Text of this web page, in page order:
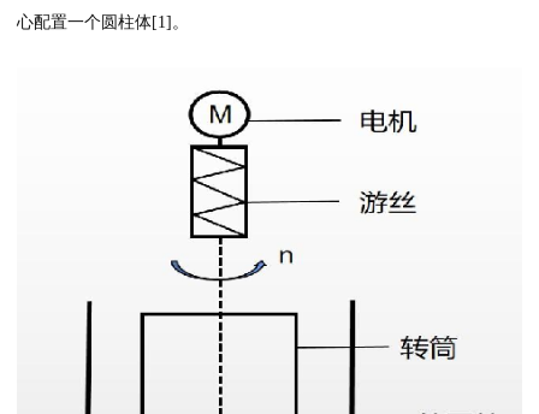
心配置一个圆柱体[1]。